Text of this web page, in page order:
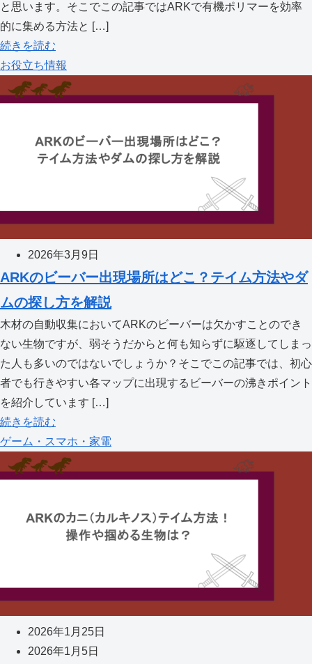
と思います。そこでこの記事ではARKで有機ポリマーを効率
的に集める方法と […]
続きを読む
お役立ち情報
2026年3月9日
ARKのビーバー出現場所はどこ？テイム方法やダ
ムの探し方を解説
木材の自動収集においてARKのビーバーは欠かすことのでき
ない生物ですが、弱そうだからと何も知らずに駆逐してしまっ
た人も多いのではないでしょうか？そこでこの記事では、初心
者でも行きやすい各マップに出現するビーバーの沸きポイント
を紹介しています […]
続きを読む
ゲーム・スマホ・家電
2026年1月25日
2026年1月5日